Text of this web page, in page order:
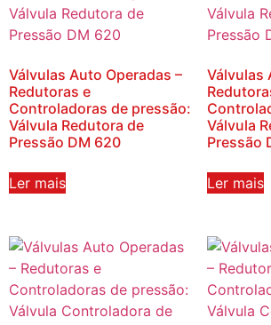
Válvulas Auto Operadas –
Redutoras e
Controladoras de pressão:
Válvula Redutora de
Pressão DM 620
Ler mais
Válvulas
Válvula
Pressão
Ler mais